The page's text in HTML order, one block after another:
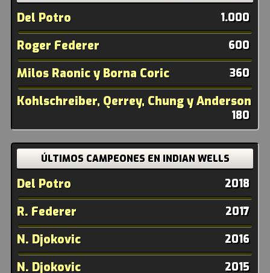
Del Potro 1.000
Roger Federer 600
Milos Raonic y Borna Coric 360
Kohlschreiber, Qerrey, Chung y Anderson
180
ÚLTIMOS CAMPEONES EN INDIAN WELLS
2018
Del Potro
2017
R. Federer
2016
N. Djokovic
2015
N. Djokovic